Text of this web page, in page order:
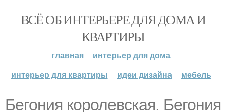
ВСЁ ОБ ИНТЕРЬЕРЕ ДЛЯ ДОМА И
КВАРТИРЫ
главная
интерьер для дома
интерьер для квартиры
идеи дизайна мебель
Бегония королевская. Бегония